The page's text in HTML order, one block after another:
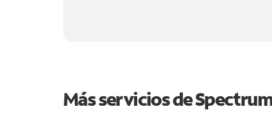
Más servicios de